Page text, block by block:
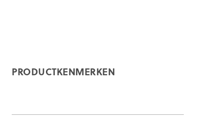
PRODUCTKENMERKEN